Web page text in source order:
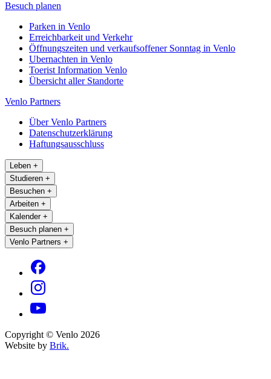
Besuch planen
Parken in Venlo
Erreichbarkeit und Verkehr
Öffnungszeiten und verkaufsoffener Sonntag in Venlo
Ubernachten in Venlo
Toerist Information Venlo
Übersicht aller Standorte
Venlo Partners
Über Venlo Partners
Datenschutzerklärung
Haftungsausschluss
Leben +
Studieren +
Besuchen +
Arbeiten +
Kalender +
Besuch planen +
Venlo Partners +
Copyright © Venlo 2026
Website by Brik.